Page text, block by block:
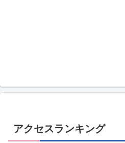
アクセスランキング